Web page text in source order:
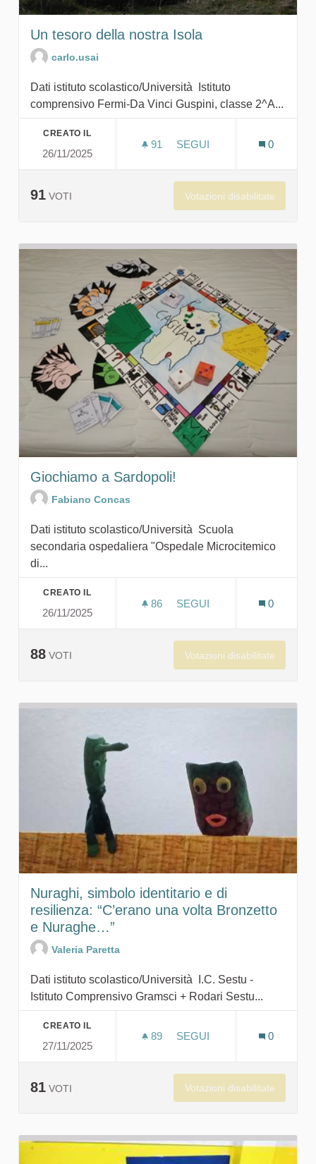
Un tesoro della nostra Isola
carlo.usai
Dati istituto scolastico/Università Istituto
comprensivo Fermi-Da Vinci Guspini, classe 2^A...
CREATO IL
26/11/2025
91 91 SOSTENITORI
SEGUI
0
91 VOTI Votazioni disabilitate
Giochiamo a Sardopoli!
Fabiano Concas
Dati istituto scolastico/Università Scuola
secondaria ospedaliera "Ospedale Microcitemico
di...
CREATO IL
26/11/2025
86 86 SOSTENITORI
SEGUI
0
88 VOTI Votazioni disabilitate
Nuraghi, simbolo identitario e di
resilienza: “C’erano una volta Bronzetto
e Nuraghe…”
Valeria Paretta
Dati istituto scolastico/Università I.C. Sestu -
Istituto Comprensivo Gramsci + Rodari Sestu...
CREATO IL
27/11/2025
89 89 SOSTENITORI
SEGUI
0
81 VOTI Votazioni disabilitate